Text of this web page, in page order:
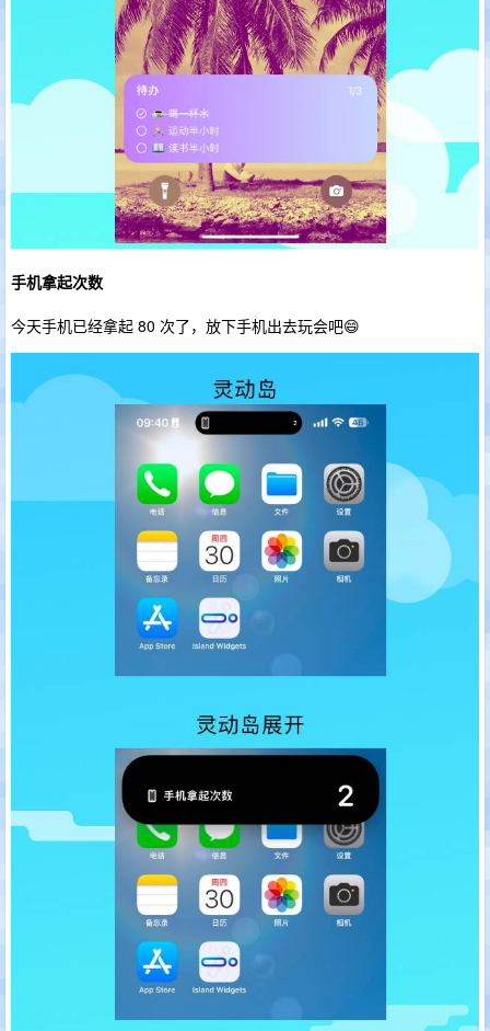
手机拿起次数
今天手机已经拿起 80 次了，放下手机出去玩会吧😄